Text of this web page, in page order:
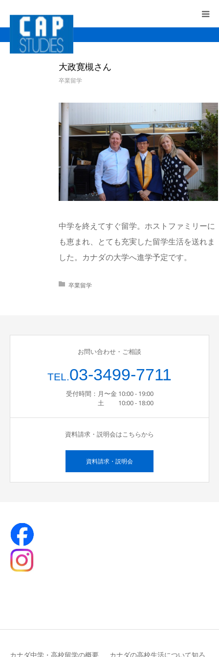
大政寛槻さん
卒業留学
中学を終えてすぐ留学。ホストファミリーに
も恵まれ、とても充実した留学生活を送れま
した。カナダの大学へ進学予定です。
卒業留学
お問い合わせ・ご相談
TEL. 03-3499-7711
受付時間：月〜金 10:00 - 19:00
土 10:00 - 18:00
資料請求・説明会はこちらから
資料請求・説明会
カナダ中学・高校留学の概要 カナダの高校生活について知ろ
HOME
CAPのサポート
留学にかかる費用
＜最新版＞費用とサポートのご案内